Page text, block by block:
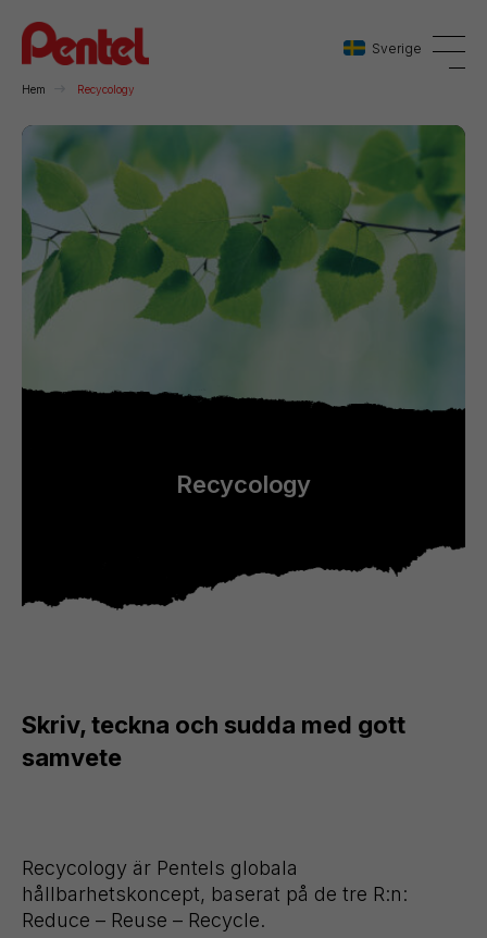
Sverige
Danmark
Sverige
Norge
Hem Recycology
Recycology
Skriv, teckna och sudda med gott
samvete
Recycology är Pentels globala
hållbarhetskoncept, baserat på de tre R:n:
Reduce – Reuse – Recycle.